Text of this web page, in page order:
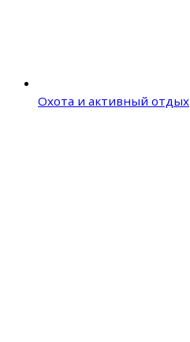
Охота и активный отдых